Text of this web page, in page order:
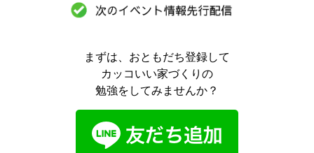
まずは、おともだち登録して
カッコいい家づくりの
勉強をしてみませんか？